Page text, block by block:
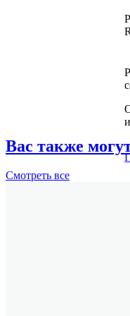
Вас также
Смотреть все